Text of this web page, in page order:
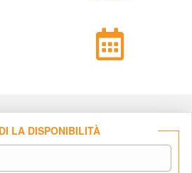
LA DISPONIBILITÀ